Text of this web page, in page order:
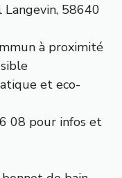
Langevin, 58640
à proximité
et eco-
08 pour infos et